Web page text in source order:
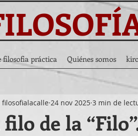
de la
filosofialacalle 24 nov 2025 3 min de
filosofia práctica Quiénes somos